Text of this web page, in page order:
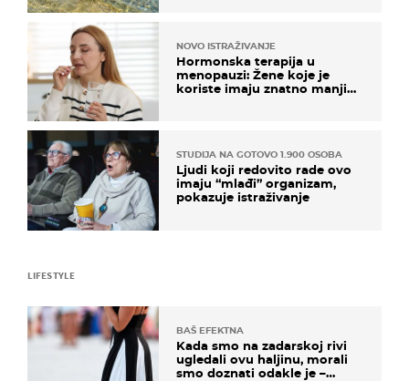
NOVO ISTRAŽIVANJE
Hormonska terapija u
menopauzi: Žene koje je
koriste imaju znatno manji
STUDIJA NA GOTOVO 1.900 OSOBA
Ljudi koji redovito rade ovo
imaju “mlađi” organizam,
pokazuje istraživanje
LIFESTYLE
BAŠ EFEKTNA
Kada smo na zadarskoj rivi
ugledali ovu haljinu, morali
smo doznati odakle je –